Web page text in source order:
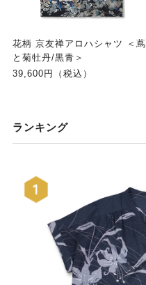
花柄 京友禅アロハシャツ ＜蔦
と菊牡丹/黒青＞
39,600円（税込）
ランキング